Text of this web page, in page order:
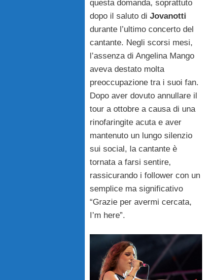
questa domanda, soprattuto
dopo il saluto di Jovanotti
durante l’ultimo concerto del
cantante. Negli scorsi mesi,
l’assenza di Angelina Mango
aveva destato molta
preoccupazione tra i suoi fan.
Dopo aver dovuto annullare il
tour a ottobre a causa di una
rinofaringite acuta e aver
mantenuto un lungo silenzio
sui social, la cantante è
tornata a farsi sentire,
rassicurando i follower con un
semplice ma significativo
“Grazie per avermi cercata,
I’m here”.